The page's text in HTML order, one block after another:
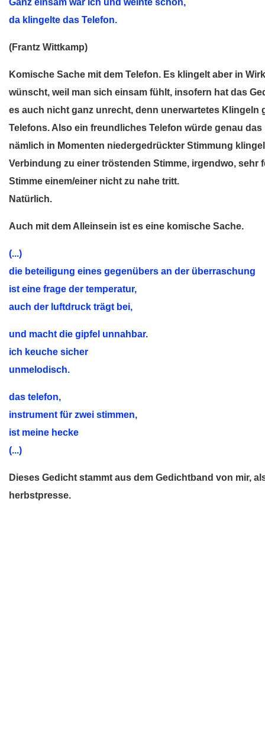
Ganz einsam war ich und weinte schon,
da klingelte das Telefon.
(Frantz Wittkamp)
Komische Sache mit dem Telefon. Es klingelt aber in
wünscht, weil man sich einsam fühlt, insofern hat das
es auch nicht ganz unrecht, denn unerwartetes Klingeln
Telefons. Also ein freundliches Telefon würde genau
nämlich in Momenten niedergedrückter Stimmung
Verbindung zu einer tröstenden Stimme, irgendwo, sehr
Stimme einem/einer nicht zu nahe tritt.
Natürlich.
Auch mit dem Alleinsein ist es eine komische Sache.
(...)
die beteiligung eines gegenübers an der überraschung
ist eine frage der temperatur,
auch der luftdruck trägt bei,
und macht die gipfel unnahbar.
ich keuche sicher
unmelodisch.
das telefon,
instrument für zwei stimmen,
ist meine hecke
(...)
Dieses Gedicht stammt aus dem Gedichtband von mir,
herbstpresse.